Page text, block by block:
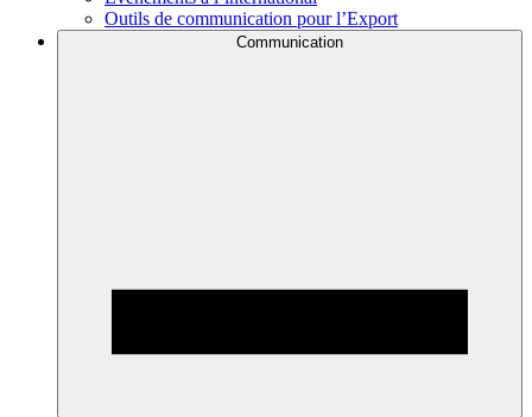
Outils de communication pour l’Export
Communication